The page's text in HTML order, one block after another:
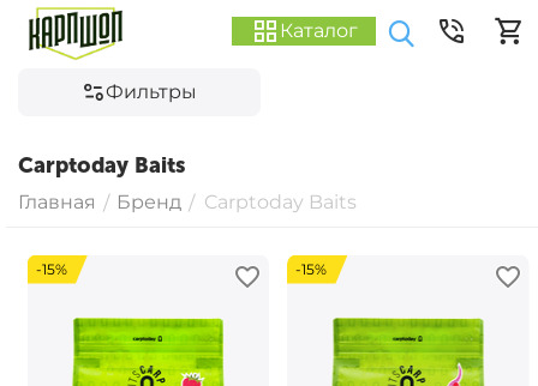
Каталог
Фильтры
Carptoday Baits
Главная / Бренд / Carptoday Baits
-15% -15%